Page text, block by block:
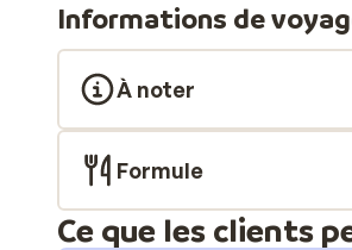
Tous les forfaits comprennent
Résidence Meije I & II La
mécanique, ce qui vous permet
entre des studios et des
simple mais cosy. Une base
Informations de
À noter
Formule
Ce que les clients